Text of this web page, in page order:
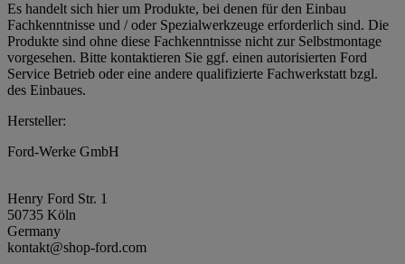
Es handelt sich hier um Produkte, bei denen für den Einbau
Fachkenntnisse und / oder Spezialwerkzeuge erforderlich sind. Die
Produkte sind ohne diese Fachkenntnisse nicht zur Selbstmontage
vorgesehen. Bitte kontaktieren Sie ggf. einen autorisierten Ford
Service Betrieb oder eine andere qualifizierte Fachwerkstatt bzgl.
des Einbaues.
Hersteller:
Ford-Werke GmbH
Henry Ford Str. 1
50735 Köln
Germany
kontakt@shop-ford.com